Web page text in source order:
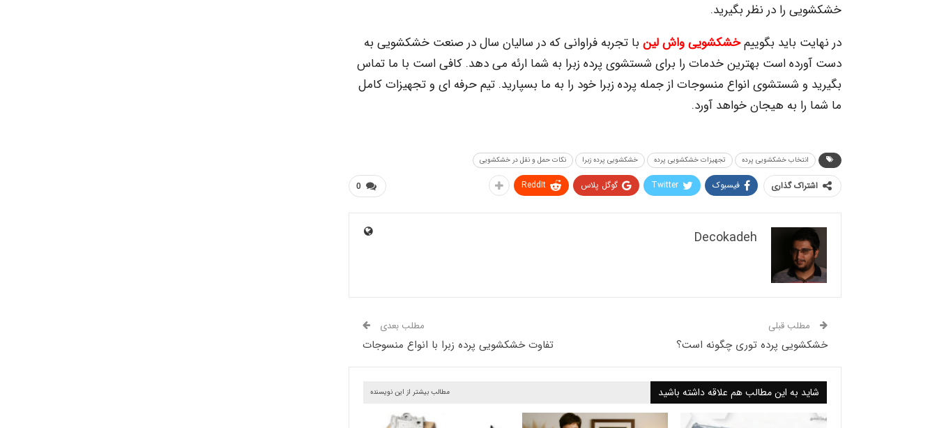
خشکشویی را در نظر بگیرید.
در نهایت باید بگوییمخشکشویی واش لین با تجربه فراوانی که در سالیان سال در صنعت خشکشویی به
دست آورده است بهترین خدمات را برای شستشوی پرده زبرا به شما ارئه می دهد. کافی است با ما تماس
بگیرید و شستشوی انواع منسوجات از جمله پرده زبرا خود را به ما بسپارید. تیم حرفه ای و تجهیزات کامل
ما شما را به هیجان خواهد آورد.
انتخاب خشکشویی پرده تجهیزات خشکشویی پرده خشکشویی پرده زبرا نکات حمل و نقل در خشکشویی
0 اشتراک گذاری فیسبوک Twitter گوگل پلاس ReddIt
Decokadeh
مطلب قبلی
خشکشویی پرده توری چگونه است؟
مطلب بعدی
تفاوت خشکشویی پرده زبرا با انواع منسوجات
شاید به این مطالب هم علاقه داشته باشید مطالب بیشتر از این نویسنده